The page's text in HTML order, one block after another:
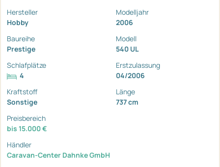
Hersteller
Hobby
Modelljahr
2006
Baureihe
Prestige
Modell
540 UL
Schlafplätze
4
Erstzulassung
04/2006
Kraftstoff
Sonstige
Länge
737 cm
Preisbereich
bis 15.000 €
Händler
Caravan-Center Dahnke GmbH